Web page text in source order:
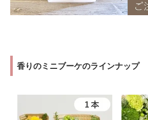
香りのミニブーケのラインナップ